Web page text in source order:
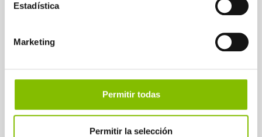
Estadística
Marketing
Permitir todas
Permitir la selección